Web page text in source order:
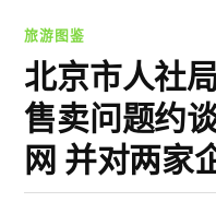
旅游图鉴
北京市人社
售卖问题约
网 并对两家